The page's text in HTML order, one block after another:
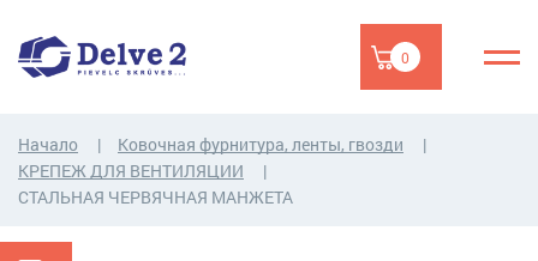
0
Начало
Ковочная фурнитура, ленты, гвозди
КРЕПЕЖ ДЛЯ ВЕНТИЛЯЦИИ
СТАЛЬНАЯ ЧЕРВЯЧНАЯ МАНЖЕТА